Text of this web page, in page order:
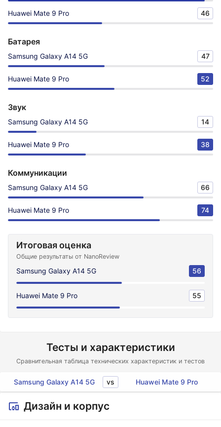
Huawei Mate 9 Pro 46
Батарея
Samsung Galaxy A14 5G 47
Huawei Mate 9 Pro 52
Звук
Samsung Galaxy A14 5G 14
Huawei Mate 9 Pro 38
Коммуникации
Samsung Galaxy A14 5G 66
Huawei Mate 9 Pro 74
Итоговая оценка
Общие результаты от NanoReview
Samsung Galaxy A14 5G 56
Huawei Mate 9 Pro 55
Тесты и характеристики
Сравнительная таблица технических характеристик и тестов
Samsung Galaxy A14 5G vs Huawei Mate 9 Pro
Дизайн и корпус